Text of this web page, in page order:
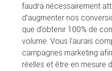
faudra nécessairement
d’augmenter nos
que d’obtenir 100% de
volume. Vous l’aurais
campagnes marketing
réelles et être en mesure